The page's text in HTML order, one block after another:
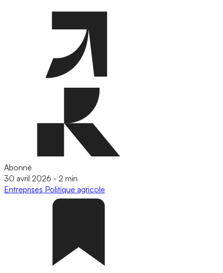
Abonné
30 avril 2026 - 2 min
Entreprises Politique agricole